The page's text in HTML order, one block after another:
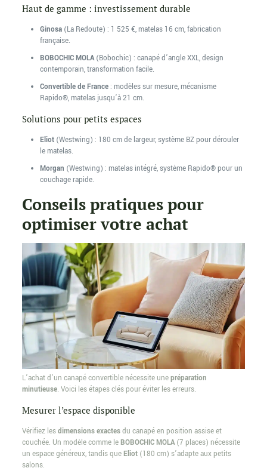
Haut de gamme : investissement durable
Ginosa(La Redoute) : 1 525 €, matelas 16 cm, fabrication
française.
BOBOCHIC MOLA(Bobochic) : canapé d’angle XXL, design
contemporain, transformation facile.
Convertible de France: modèles sur mesure, mécanisme
Rapido®, matelas jusqu’à 21 cm.
Solutions pour petits espaces
Eliot(Westwing) : 180 cm de largeur, système BZ pour dérouler
le matelas.
Morgan (Westwing) : matelas intégré, système Rapido® pour un
couchage rapide.
Conseils pratiques pour
optimiser votre achat
L’achat d’un canapé convertible nécessite unepréparation
minutieuse. Voici les étapes clés pour éviter les erreurs.
Mesurer l’espace disponible
Vérifiez lesdimensions exactesdu canapé en position assise et
couchée. Un modèle comme leBOBOCHIC MOLA(7 places) nécessite
un espace généreux, tandis queEliot(180 cm) s’adapte aux petits
salons.